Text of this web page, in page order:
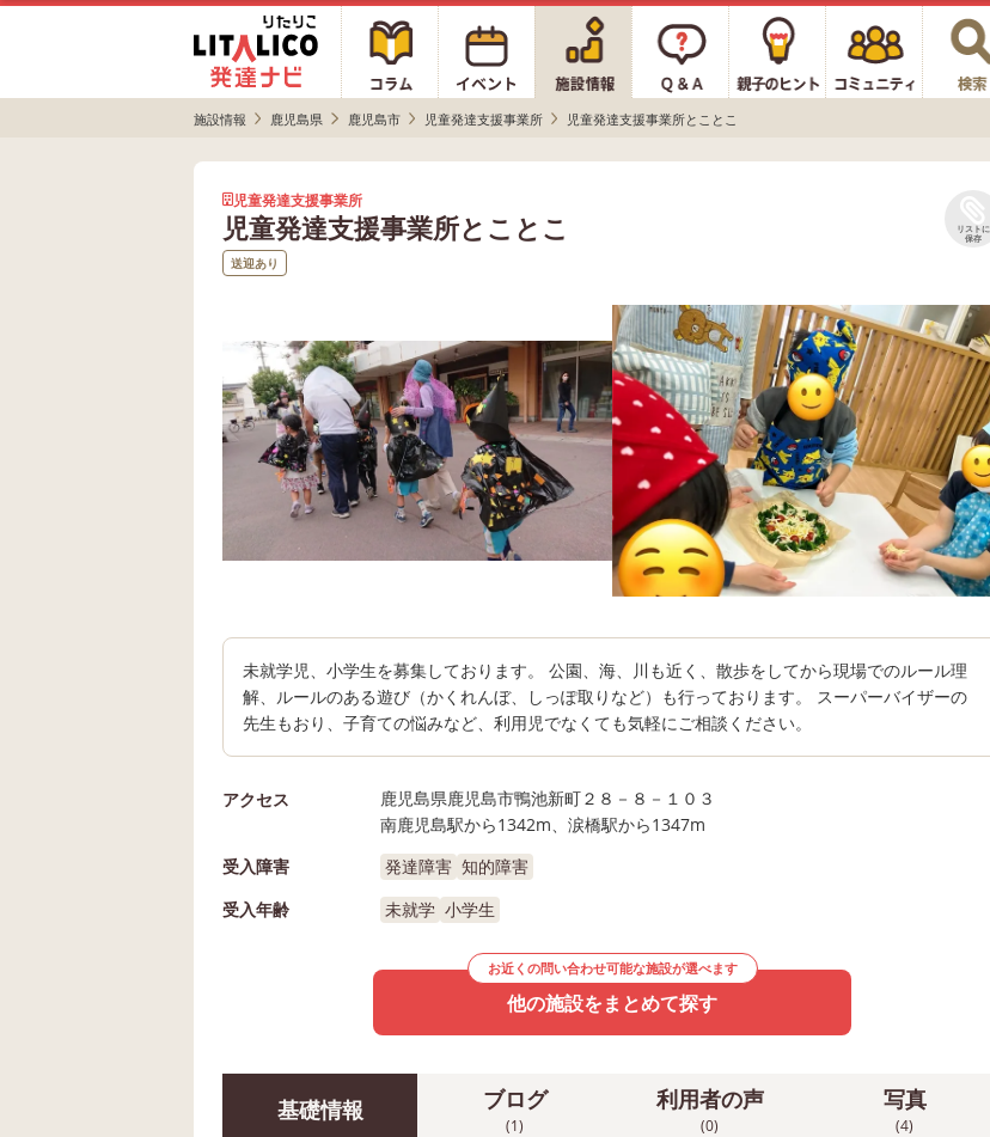
施設情報 鹿児島県 鹿児島市 児童発達支援事業所 児童発達支援事業所とことこ
児童発達支援事業所
児童発達支援事業所とことこ
リストに
保存
送迎あり
未就学児、小学生を募集しております。 公園、海、川も近く、散歩をしてから現場でのルール理
解、ルールのある遊び（かくれんぼ、しっぽ取りなど）も行っております。 スーパーバイザーの
先生もおり、子育ての悩みなど、利用児でなくても気軽にご相談ください。
アクセス
鹿児島県鹿児島市鴨池新町２８－８－１０３
南鹿児島駅から1342m、涙橋駅から1347m
受入障害
発達障害 知的障害
受入年齢
未就学 小学生
お近くの問い合わせ可能な施設が選べます
他の施設をまとめて探す
基礎情報 ブログ
(1)
利用者の声
(0)
写真
(4)